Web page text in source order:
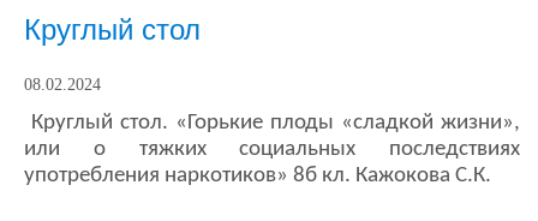
Круглый стол
08.02.2024
Круглый стол. «Горькие плоды «сладкой жизни»,
или о тяжких социальных последствиях
употребления наркотиков» 8б кл. Кажокова С.К.